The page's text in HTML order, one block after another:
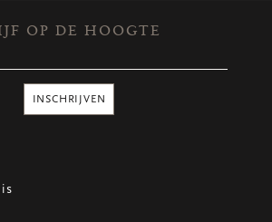
OP DE HOOGTE
INSCHRIJVEN